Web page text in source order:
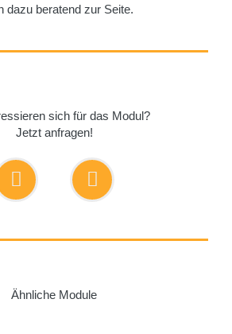
dazu beratend zur Seite.
sich für das Modul?
Jetzt anfragen!
Ähnliche Module